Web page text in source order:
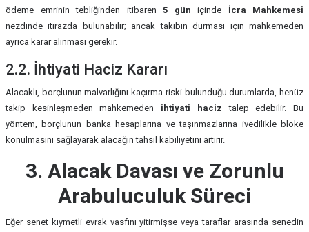
ödeme emrinin tebliğinden itibaren 5 gün içinde İcra Mahkemesi
nezdinde itirazda bulunabilir; ancak takibin durması için mahkemeden
ayrıca karar alınması gerekir.
2.2. İhtiyati Haciz Kararı
Alacaklı, borçlunun malvarlığını kaçırma riski bulunduğu durumlarda, henüz
takip kesinleşmeden mahkemeden ihtiyati haciz talep edebilir. Bu
yöntem, borçlunun banka hesaplarına ve taşınmazlarına ivedilikle bloke
konulmasını sağlayarak alacağın tahsil kabiliyetini artırır.
3. Alacak Davası ve Zorunlu
Arabuluculuk Süreci
Eğer senet kıymetli evrak vasfını yitirmişse veya taraflar arasında senedin